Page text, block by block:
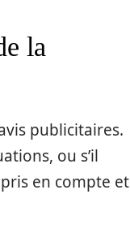
la
publicitaires.
ou s’il
en compte et